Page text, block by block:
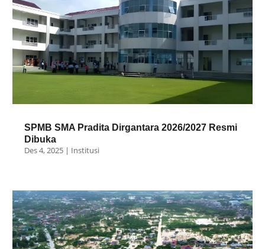
SPMB SMA Pradita Dirgantara 2026/2027 Resmi
Dibuka
Des 4, 2025 | Institusi